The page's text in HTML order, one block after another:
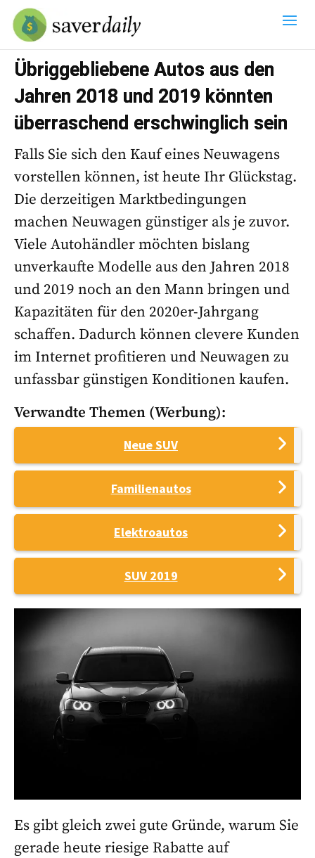
Übriggebliebene Autos aus den
Jahren 2018 und 2019 könnten
überraschend erschwinglich sein
Falls Sie sich den Kauf eines Neuwagens
vorstellen können, ist heute Ihr Glückstag.
Die derzeitigen Marktbedingungen
machen Neuwagen günstiger als je zuvor.
Viele Autohändler möchten bislang
unverkaufte Modelle aus den Jahren 2018
und 2019 noch an den Mann bringen und
Kapazitäten für den 2020er-Jahrgang
schaffen. Dadurch können clevere Kunden
im Internet profitieren und Neuwagen zu
unfassbar günstigen Konditionen kaufen.
Verwandte Themen (Werbung):
Neue SUV
Familienautos
Elektroautos
SUV 2019
Es gibt gleich zwei gute Gründe, warum Sie
gerade heute riesige Rabatte auf